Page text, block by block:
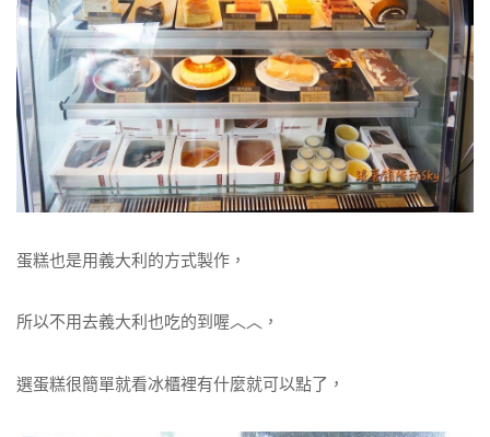
蛋糕也是用義大利的方式製作，
所以不用去義大利也吃的到喔︿︿，
選蛋糕很簡單就看冰櫃裡有什麼就可以點了，